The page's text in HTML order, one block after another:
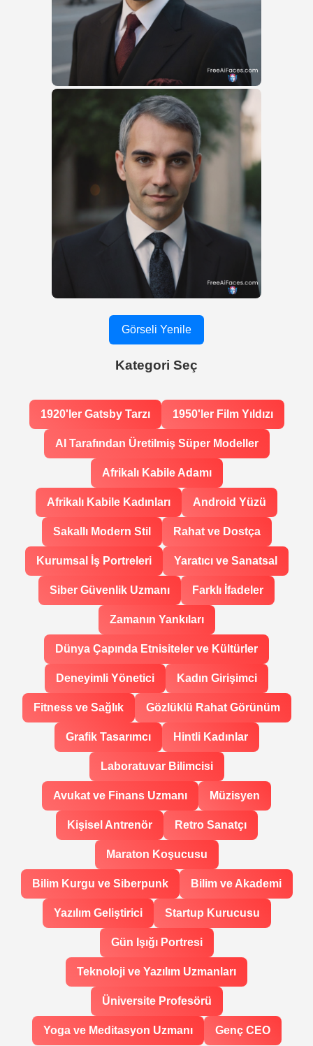
Görseli Yenile
Kategori Seç
1920'ler Gatsby Tarzı 1950'ler Film Yıldızı
AI Tarafından Üretilmiş Süper Modeller
Afrikalı Kabile Adamı
Afrikalı Kabile Kadınları Android Yüzü
Sakallı Modern Stil Rahat ve Dostça
Kurumsal İş Portreleri Yaratıcı ve Sanatsal
Siber Güvenlik Uzmanı Farklı İfadeler
Zamanın Yankıları
Dünya Çapında Etnisiteler ve Kültürler
Deneyimli Yönetici Kadın Girişimci
Fitness ve Sağlık Gözlüklü Rahat Görünüm
Grafik Tasarımcı Hintli Kadınlar
Laboratuvar Bilimcisi
Avukat ve Finans Uzmanı Müzisyen
Kişisel Antrenör Retro Sanatçı
Maraton Koşucusu
Bilim Kurgu ve Siberpunk Bilim ve Akademi
Yazılım Geliştirici Startup Kurucusu
Gün Işığı Portresi
Teknoloji ve Yazılım Uzmanları
Üniversite Profesörü
Yoga ve Meditasyon Uzmanı Genç CEO